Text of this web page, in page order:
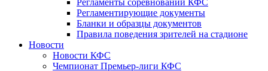
Регламенты соревнований КФС
Регламентирующие документы
Бланки и образцы документов
Правила поведения зрителей на стадионе
Новости
Новости КФС
Чемпионат Премьер-лиги КФС